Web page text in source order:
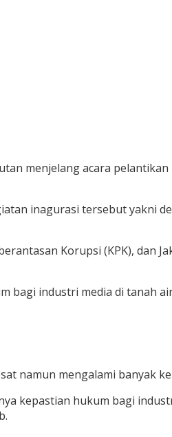
menjelang acara
inagurasi tersebut yakni
Korupsi (KPK), dan
bagi industri media di tanah
namun mengalami banyak
kepastian hukum bagi